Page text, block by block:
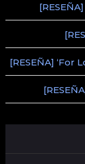
[RESEÑA] ‘For